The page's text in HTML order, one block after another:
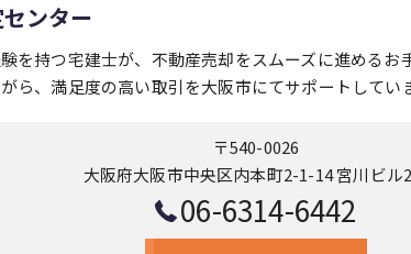
ンター
を持つ宅建士が、不動産売却をスムーズに進める
ら、満足度の高い取引を大阪市にてサポートしてい
〒540-0026
大阪府大阪市中央区内本町2-1-14 宮川ビル
06-6314-6442